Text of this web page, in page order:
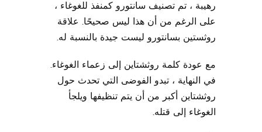
رهيبة ، تم تصنيف سانتورو كمنفذ للغوغاء ،
على الرغم من أن هذا ليس صحيحًا. علاقة
روثستين بسانتورو ليست جيدة بالنسبة له.
مع عودة كلمة روثشتاين إلى زعماء الغوغاء.
في النهاية ، تبدو الفوضى التي تحدث حول
روثشتاين أكبر من أن يتم تنظيفها ويلجأ
الغوغاء إلى قتله.